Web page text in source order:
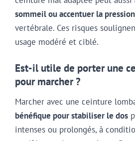
sommeil ou accentuer la pression
vertébrale. Ces risques
usage modéré et ciblé.
Est-il utile de porter une
pour marcher ?
Marcher avec une ceinture
bénéfique pour stabiliser le dos
intenses ou prolongés, à